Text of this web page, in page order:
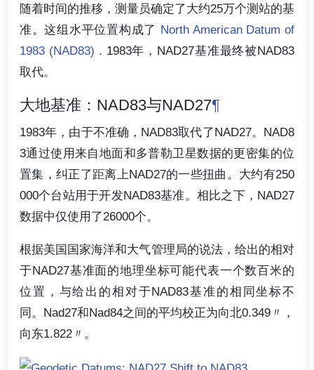
随着时间的推移，测量员确定了大约25万个测站的基
准。这组水平位置构成了 North American Datum of
1983 (NAD83) . 1983年，NAD27基准最终被NAD83
取代。
大地基准：NAD83与NAD27¶
1983年，由于不准确，NAD83取代了NAD27。NAD8
3通过使用来自地面和多普勒卫星数据的更密集的位
置集，纠正了距离上NAD27的一些扭曲。大约有250
000个台站用于开发NAD83基准。相比之下，NAD27
数据中仅使用了26000个。
根据美国国家海洋和大气管理局的说法，给出的相对
于NAD27基准面的地理坐标可能代表一个数百米的
位置，与给出的相对于NAD83基准的相同坐标不
同。Nad27和Nad84之间的平均校正为向北0.349〃，
向东1.822〃。